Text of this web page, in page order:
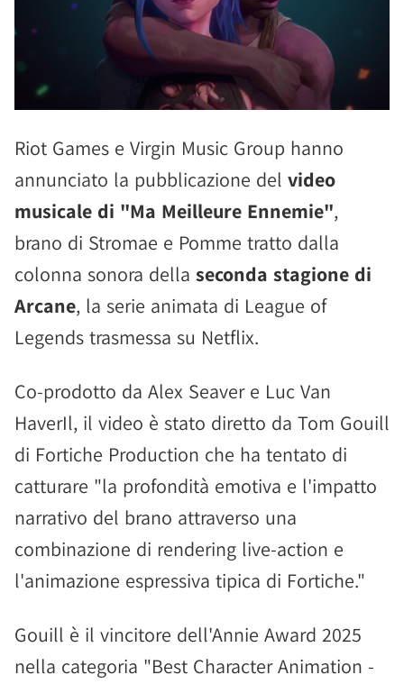
Riot Games e Virgin Music Group hanno
annunciato la pubblicazione del video
musicale di "Ma Meilleure Ennemie",
brano di Stromae e Pomme tratto dalla
colonna sonora della seconda stagione di
Arcane, la serie animata di League of
Legends trasmessa su Netflix.
Co-prodotto da Alex Seaver e Luc Van
HaverIl, il video è stato diretto da Tom Gouill
di Fortiche Production che ha tentato di
catturare "la profondità emotiva e l'impatto
narrativo del brano attraverso una
combinazione di rendering live-action e
l'animazione espressiva tipica di Fortiche."
Gouill è il vincitore dell'Annie Award 2025
nella categoria "Best Character Animation -